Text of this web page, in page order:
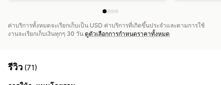
ค่าบริการทั้งหมดจะเรียกเก็บเป็น USD ค่าบริการที่เกิดขึ้นประจำและตามการใช้
งานจะเรียกเก็บเงินทุกๆ 30 วัน ดูตัวเลือกการกำหนดราคาทั้งหมด
รีวิว (71)